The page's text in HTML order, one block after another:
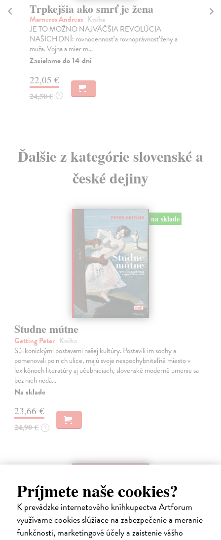
Príjmete naše cookies?
K prevádzke internetového kníhkupectva Artforum
využívame cookies slúžiace na zabezpečenie a meranie
funkčnosti, marketingové účely a zaistenie vášho
Trpkejšia ako smrť je žena
Marneros Andreas| Kniha
JE TO MOŽNO NAJVÄČŠIA REVOLÚCIA
NAŠICH DNÍ: rovnocennosť a rovnoprávnosť ženy a
muža. Vojna a mier m...
Zasielame do 14 dní
22,05 €
24,50 € ?
Ďalšie z kategórie slovenské a
české dejiny
na sklade
Studne mútne
Getting Peter| Kniha
Sú ikonickými postavami našej kultúry. Postavili im sochy a
pomenovali po nich ulice, majú svoje nespochybniteľné miesto v
lexikónoch literatúry aj učebniciach, slovenské moderné umenie sa
bez nich nedá…
Na sklade
23,66 €
24,90 € ?